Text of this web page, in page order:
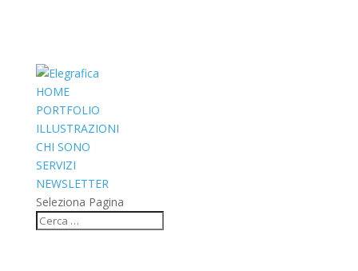
HOME
PORTFOLIO
ILLUSTRAZIONI
CHI SONO
SERVIZI
NEWSLETTER
Seleziona Pagina